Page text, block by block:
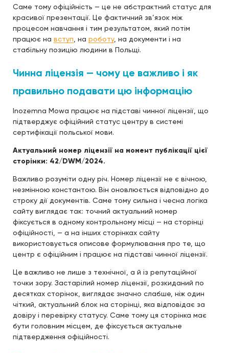
Саме тому офіційність — це не абстрактний статус для
красивої презентації. Це фактичний зв’язок між
процесом навчання і тим результатом, який потім
працює на вступ , на роботу, на документи і на
стабільну позицію людини в Польщі.
Чинна ліцензія — чому це важливо і як
правильно подавати цю інформацію
Inozemna Mowa працює на підставі чинної ліцензії, що
підтверджує офіційний статус центру в системі
сертифікації польської мови.
Актуальний номер ліцензії на момент публікації цієї
сторінки: 42/DWM/2024.
Важливо розуміти одну річ. Номер ліцензії не є вічною,
незмінною константою. Він оновлюється відповідно до
строку дії документів. Саме тому сильна і чесна логіка
сайту виглядає так: точний актуальний номер
фіксується в одному контрольному місці — на сторінці
офіційності, — а на інших сторінках сайту
використовується описове формулювання про те, що
центр є офіційним і працює на підставі чинної ліцензії.
Це важливо не лише з технічної, а й із репутаційної
точки зору. Застарілий номер ліцензії, розкиданий по
десятках сторінок, виглядає значно слабше, ніж один
чіткий, актуальний блок на сторінці, яка відповідає за
довіру і перевірку статусу. Саме тому ця сторінка має
бути головним місцем, де фіксується актуальне
підтвердження офіційності.